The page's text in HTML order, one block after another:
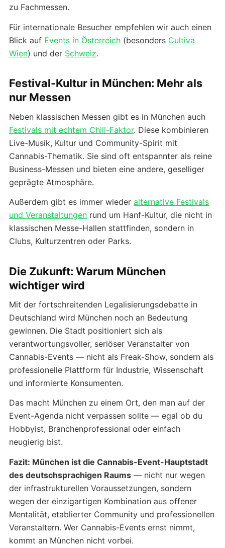
zu Fachmessen.
Für internationale Besucher empfehlen wir auch einen
Blick auf Events in Österreich (besonders Cultiva
Wien) und der Schweiz.
Festival-Kultur in München: Mehr als
nur Messen
Neben klassischen Messen gibt es in München auch
Festivals mit echtem Chill-Faktor. Diese kombinieren
Live-Musik, Kultur und Community-Spirit mit
Cannabis-Thematik. Sie sind oft entspannter als reine
Business-Messen und bieten eine andere, geselliger
geprägte Atmosphäre.
Außerdem gibt es immer wieder alternative Festivals
und Veranstaltungen rund um Hanf-Kultur, die nicht in
klassischen Messe-Hallen stattfinden, sondern in
Clubs, Kulturzentren oder Parks.
Die Zukunft: Warum München
wichtiger wird
Mit der fortschreitenden Legalisierungsdebatte in
Deutschland wird München noch an Bedeutung
gewinnen. Die Stadt positioniert sich als
verantwortungsvoller, seriöser Veranstalter von
Cannabis-Events — nicht als Freak-Show, sondern als
professionelle Plattform für Industrie, Wissenschaft
und informierte Konsumenten.
Das macht München zu einem Ort, den man auf der
Event-Agenda nicht verpassen sollte — egal ob du
Hobbyist, Branchenprofessional oder einfach
neugierig bist.
Fazit: München ist die Cannabis-Event-Hauptstadt
des deutschsprachigen Raums — nicht nur wegen
der infrastrukturellen Voraussetzungen, sondern
wegen der einzigartigen Kombination aus offener
Mentalität, etablierter Community und professionellen
Veranstaltern. Wer Cannabis-Events ernst nimmt,
kommt an München nicht vorbei.